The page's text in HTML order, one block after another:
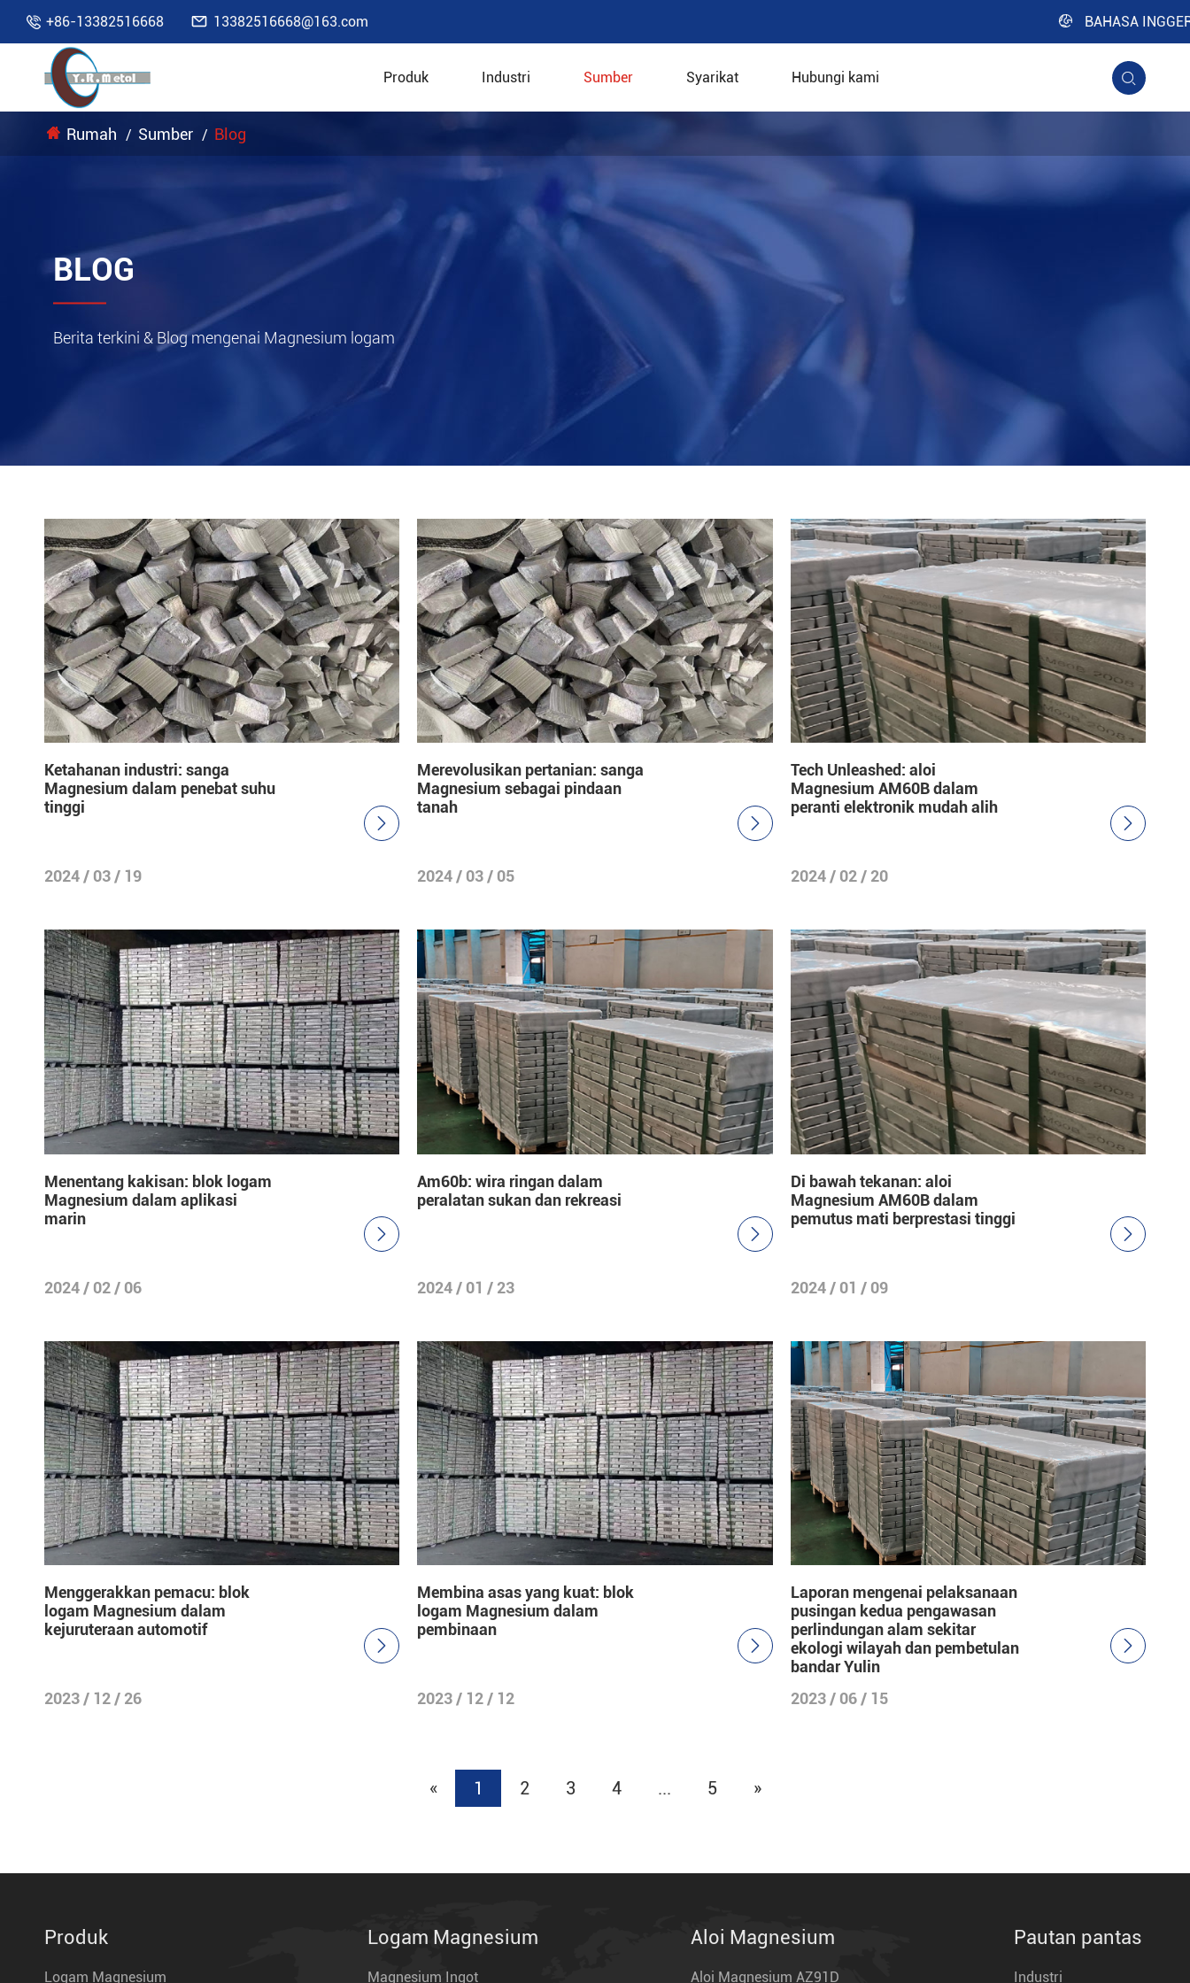
 +86-13382516668  13382516668@163.com  BAHASA
Produk Industri Sumber Syarikat Hubungi kami 
Rumah Sumber Blog
BLOG
Berita terkini & Blog mengenai Magnesium logam
Ketahanan industri: sanga
Magnesium dalam penebat suhu
tinggi
2024 / 03 / 19

Merevolusikan pertanian: sanga
Magnesium sebagai pindaan
tanah
2024 / 03 / 05

Tech Unleashed: aloi
Magnesium AM60B dalam
peranti elektronik mudah alih
2024 / 02 / 20

Menentang kakisan: blok logam
Magnesium dalam aplikasi
marin
2024 / 02 / 06

Am60b: wira ringan dalam
peralatan sukan dan rekreasi
2024 / 01 / 23

Di bawah tekanan: aloi
Magnesium AM60B dalam
pemutus mati berprestasi tinggi
2024 / 01 / 09

Menggerakkan pemacu: blok
logam Magnesium dalam
kejuruteraan automotif
2023 / 12 / 26

Membina asas yang kuat: blok
logam Magnesium dalam
pembinaan
2023 / 12 / 12

Laporan mengenai pelaksanaan
pusingan kedua pengawasan
perlindungan alam sekitar
ekologi wilayah dan pembetulan
bandar Yulin
2023 / 06 / 15

« 1 2 3 4 ... 5 »
Produk
Logam Magnesium
Logam Magnesium
Magnesium Ingot
Aloi Magnesium
Aloi Magnesium AZ91D
Pautan pantas
Industri